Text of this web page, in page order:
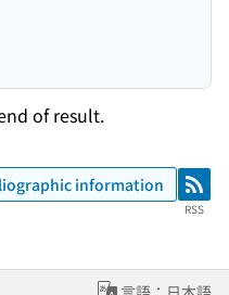
of result.
information RSS
RSS